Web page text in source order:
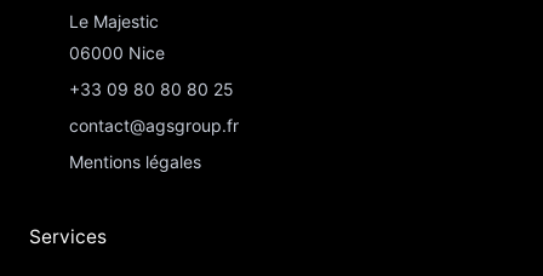
Le Majestic
06000 Nice
+33 09 80 80 80 25
contact@agsgroup.fr
Mentions légales
Services